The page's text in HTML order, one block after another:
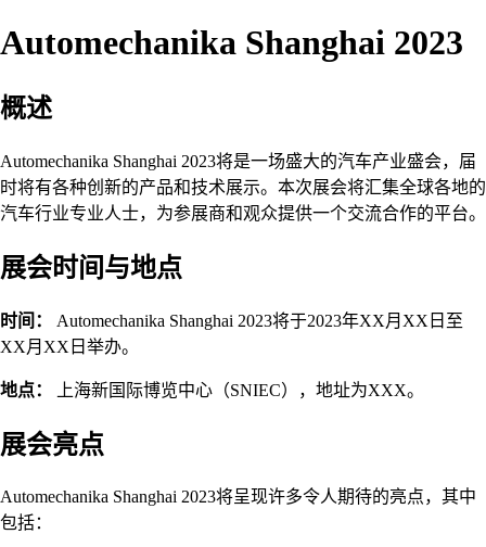
Automechanika Shanghai 2023
概述
Automechanika Shanghai 2023将是一场盛大的汽车产业盛会，届
时将有各种创新的产品和技术展示。本次展会将汇集全球各地的
汽车行业专业人士，为参展商和观众提供一个交流合作的平台。
展会时间与地点
时间：
Automechanika Shanghai 2023将于2023年XX月XX日至
XX月XX日举办。
地点： 上海新国际博览中心（SNIEC），地址为XXX。
展会亮点
Automechanika Shanghai 2023将呈现许多令人期待的亮点，其中
包括：